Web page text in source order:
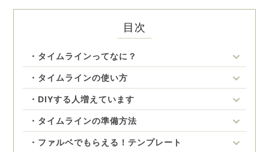
目次
・タイムラインってなに？
・タイムラインの使い方
・DIYする人増えています
・タイムラインの準備方法
・ファルベでもらえる！テンプレート